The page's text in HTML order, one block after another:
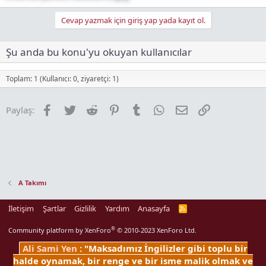
ı
n
ı
K
o
p
y
a
Cevap yazmak için giriş yap yada kayıt ol.
Şu anda bu konu'yu okuyan kullanıcılar
Toplam: 1 (Kullanıcı: 0, ziyaretçi: 1)
Paylaş: Facebook
Twitter Reddit PinterestTumblr WhatsApp
E-posta
A Takımı
İletişim Şartlar Gizlilik Yardım Anasayfa
R
Community platform by XenForo® © 2010-2023 XenForo Ltd.
Ali Sami Yen : "Maksadımız İngilizler gibi toplu bir
halde oynamak, bir renge ve bir isme malik olmak ve